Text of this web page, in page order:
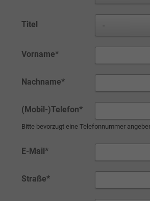
Titel
Vorname*
Nachname*
(Mobil-)Telefon*
Bitte bevorzugt eine Telefonnummer
E-Mail *
Straße*